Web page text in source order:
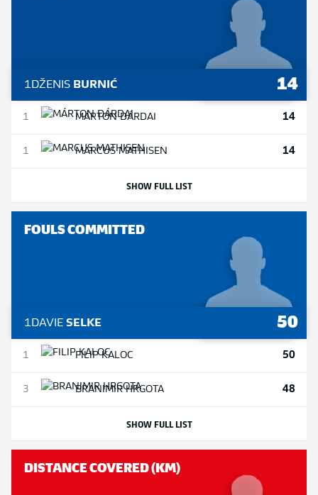
1DŽENIS BURNIĆ 14
1 MÁRTONDÁRDAI 14
1 MARCUSMATHISEN 14
SHOW FULL LIST
FOULS COMMITTED
1DAVIE SELKE 50
1 FILIPKALOC 50
3 BRANIMIRHRGOTA 48
SHOW FULL LIST
DISTANCE COVERED (KM)